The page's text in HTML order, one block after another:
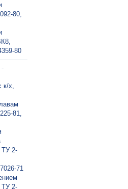
80,
80
-
к/х,
81,
ТУ 2-
71
ТУ 2-